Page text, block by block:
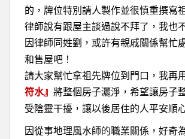
的，牌位特別請人製作並很慎重撰寫
律師說有跟屋主談過說不拜了，我也
因律師同姓劉，或許有親戚關係幫忙
和售屋吧！
請大家幫忙拿祖先牌位到門口，我再用
符水』 將整個房子灑淨，希望讓房子
受陰靈干擾，讓以後居住的人平安順
因從事地理風水師的職業關係，好奇